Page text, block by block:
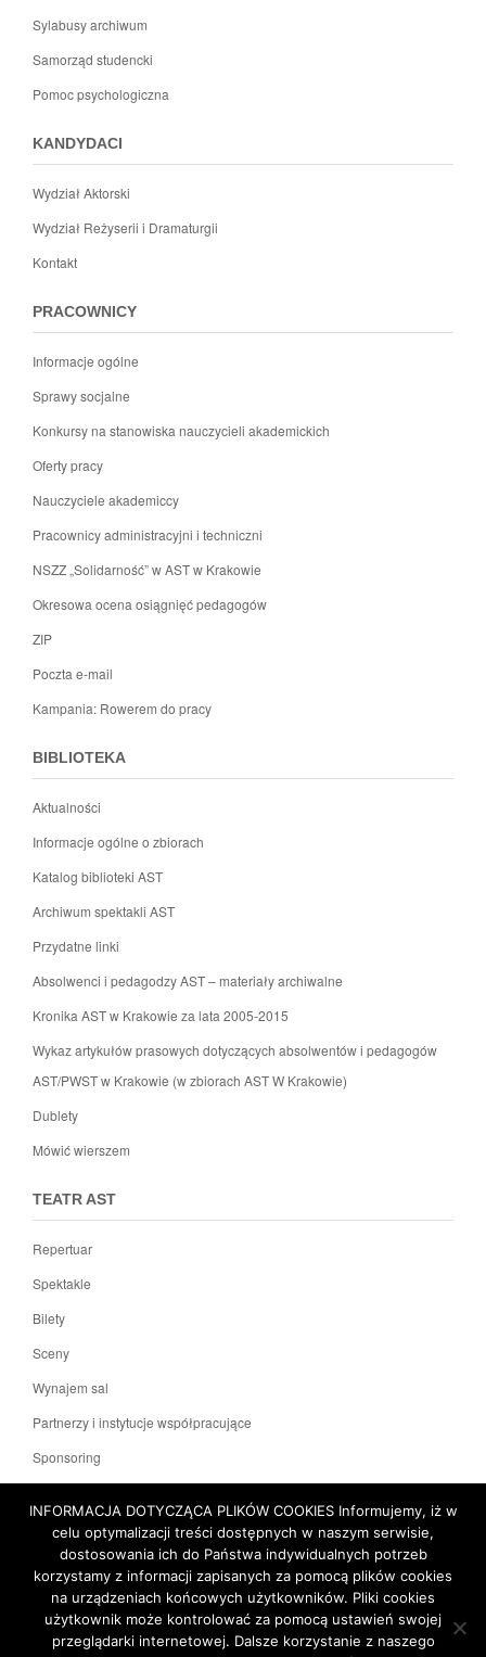
INFORMACJA DOTYCZĄCA PLIKÓW COOKIES Informujemy, iż w
celu optymalizacji treści dostępnych w naszym serwisie,
dostosowania ich do Państwa indywidualnych potrzeb
korzystamy z informacji zapisanych za pomocą plików cookies
na urządzeniach końcowych użytkowników. Pliki cookies
użytkownik może kontrolować za pomocą ustawień swojej
przeglądarki internetowej. Dalsze korzystanie z naszego
Sylabusy archiwum
Samorząd studencki
Pomoc psychologiczna
KANDYDACI
Wydział Aktorski
Wydział Reżyserii i Dramaturgii
Kontakt
PRACOWNICY
Informacje ogólne
Sprawy socjalne
Konkursy na stanowiska nauczycieli akademickich
Oferty pracy
Nauczyciele akademiccy
Pracownicy administracyjni i techniczni
NSZZ „Solidarność” w AST w Krakowie
Okresowa ocena osiągnięć pedagogów
ZIP
Poczta e-mail
Kampania: Rowerem do pracy
BIBLIOTEKA
Aktualności
Informacje ogólne o zbiorach
Katalog biblioteki AST
Archiwum spektakli AST
Przydatne linki
Absolwenci i pedagodzy AST – materiały archiwalne
Kronika AST w Krakowie za lata 2005-2015
Wykaz artykułów prasowych dotyczących absolwentów i pedagogów
AST/PWST w Krakowie (w zbiorach AST W Krakowie)
Dublety
Mówić wierszem
TEATR AST
Repertuar
Spektakle
Bilety
Sceny
Wynajem sal
Partnerzy i instytucje współpracujące
Sponsoring
KONTAKT
Polityka prywatności Deklaracja dostępności
Mapa witryny